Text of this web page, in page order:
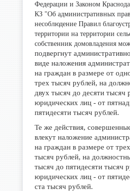
Федерации и Законом
КЗ "Об административных
несоблюдение Правил
территории на территории
собственник домовладения
подвергнут
виде наложения
на граждан в размере от
трех тысяч рублей, на
двух тысяч до десяти тысяч
юридических лиц - от
пятидесяти тысяч рублей.
Те же действия,
влекут наложение
на граждан в размере от
тысяч рублей, на
тысяч до пятидесяти тысяч
юридических лиц - от
ста тысяч рублей.